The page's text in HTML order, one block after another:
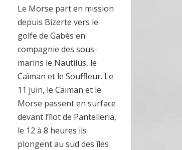
Le Morse part en mission
depuis Bizerte vers le
golfe de Gabès en
compagnie des sous-
marins le Nautilus, le
Caïman et le Souffleur. Le
11 juin, le Caïman et le
Morse passent en surface
devant l’îlot de Pantelleria,
le 12 à 8 heures ils
plongent au sud des îles